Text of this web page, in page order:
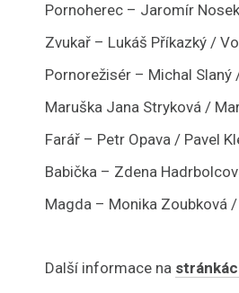
Pornoherec – Jaromír
Zvukař – Lukáš Příkazký /
Pornorežisér – Michal Slaný
Maruška Jana Stryková /
Farář – Petr Opava / Pavel
Babička – Zdena
Magda – Monika Zoubková
Další informace na